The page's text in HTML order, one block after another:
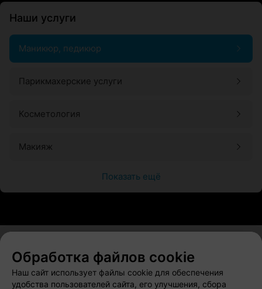
Наши услуги
Маникюр, педикюр
Парикмахерские услуги
Косметология
Макияж
Показать ещё
О проекте Новости проекта
Вакансии
Публичный договор Способы оплаты
Обработка файлов cookie
Наш сайт использует файлы cookie для обеспечения
удобства пользователей сайта, его улучшения, сбора